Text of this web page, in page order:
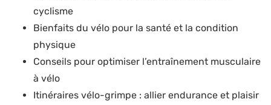
cyclisme
Bienfaits du vélo pour la santé et la condition
physique
Conseils pour optimiser l’entraînement musculaire
à vélo
Itinéraires vélo-grimpe : allier endurance et plaisir